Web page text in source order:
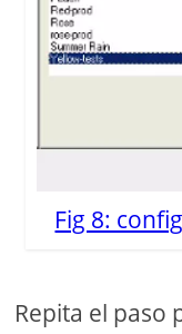
Fig 8:
Repita el paso